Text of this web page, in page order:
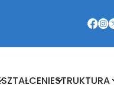
STRUKTURA